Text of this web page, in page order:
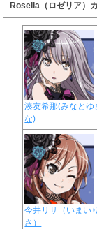
Roselia（ロゼリア）
湊友希那(みなとゆ
な)
今井リサ（いまいり
さ）